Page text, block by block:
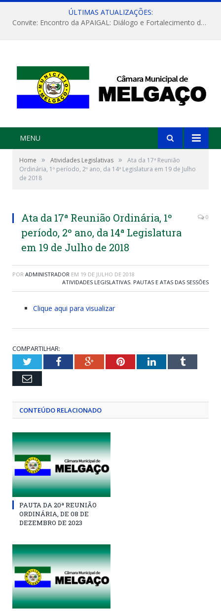
ÚLTIMAS ATUALIZAÇÕES:
Convite: Encontro da APAIGAL: Diálogo e Fortalecimento da Agricultura Familiar
MENU
Home » Atividades Legislativas »
Ata da 17ª Reunião
Ordinária, 1º período, 2º ano, da 14ª Legislatura em 19 de Julho
de 2018
Ata da 17ª Reunião Ordinária, 1º
período, 2º ano, da 14ª Legislatura
em 19 de Julho de 2018
0
POR ADMINISTRADOR EM 19 DE JULHO DE 2018
ATIVIDADES LEGISLATIVAS, PAUTAS E ATAS DAS SESSÕES
Clique aqui para visualizar
COMPARTILHAR:
TwitterFacebookGoogle+PinterestLinkedInTumblr
Email
CONTEÚDO RELACIONADO
PAUTA DA 20ª REUNIÃO
ORDINÁRIA, DE 08 DE
DEZEMBRO DE 2023